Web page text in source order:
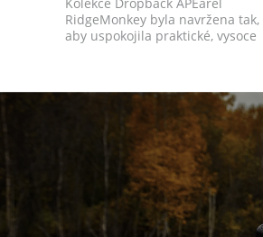
RidgeMonkey byla navržena tak,
aby uspokojila praktické, vysoce